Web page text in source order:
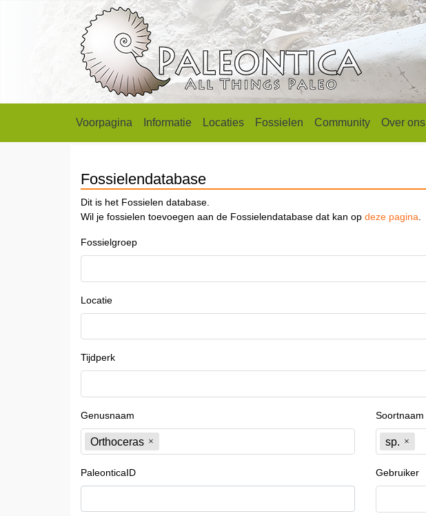
Voorpagina Informatie Locaties Fossielen Community Over ons
Fossielendatabase
Dit is het Fossielen database.
Wil je fossielen toevoegen aan de Fossielendatabase dat kan op deze pagina
Fossielgroep
Locatie
Tijdperk
Genusnaam
Orthoceras
Soortnaam
sp.
PaleonticaID Gebruiker